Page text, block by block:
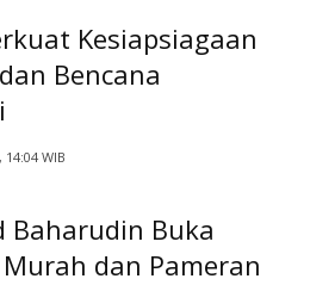
Kesiapsiagaan
Bencana
WIB
Baharudin Buka
dan Pameran